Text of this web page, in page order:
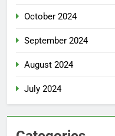
October 2024
September 2024
August 2024
July 2024